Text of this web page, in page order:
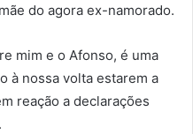
do agora ex-namorado.
mim e o Afonso, é uma
à nossa volta estarem a
reação a declarações